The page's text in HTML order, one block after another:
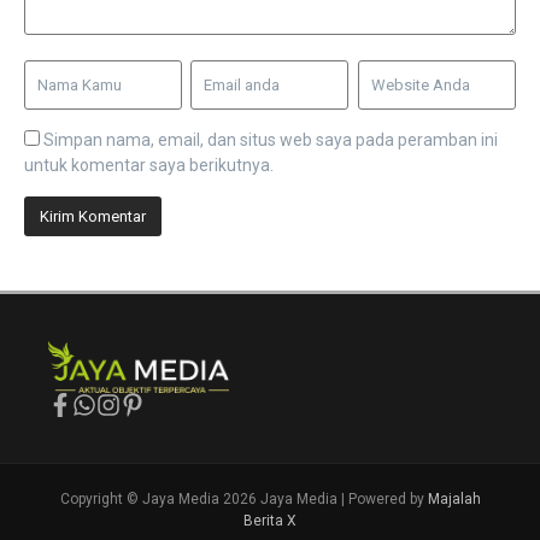
Simpan nama, email, dan situs web saya pada peramban ini
untuk komentar saya berikutnya.
Copyright © Jaya Media 2026 Jaya Media | Powered by Majalah
Berita X